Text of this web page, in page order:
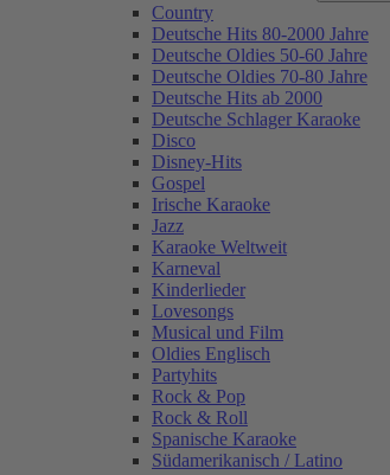
Country
Deutsche Hits 80-2000 Jahre
Deutsche Oldies 50-60 Jahre
Deutsche Oldies 70-80 Jahre
Deutsche Hits ab 2000
Deutsche Schlager Karaoke
Disco
Disney-Hits
Gospel
Irische Karaoke
Jazz
Karaoke Weltweit
Karneval
Kinderlieder
Lovesongs
Musical und Film
Oldies Englisch
Partyhits
Rock & Pop
Rock & Roll
Spanische Karaoke
Südamerikanisch / Latino